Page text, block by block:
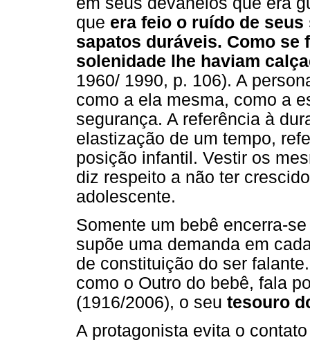
que era feio o ruído de seus
sapatos duráveis. Como se
solenidade lhe haviam
1960/ 1990, p. 106). A
como a ela mesma, como a
segurança. A referência à
elastização de um tempo,
posição infantil. Vestir os
diz respeito a não ter
adolescente.
Somente um bebê encerra-
supõe uma demanda em
de constituição do ser
como o Outro do bebê, fala
(1916/2006), o seu tesouro
A protagonista evita o